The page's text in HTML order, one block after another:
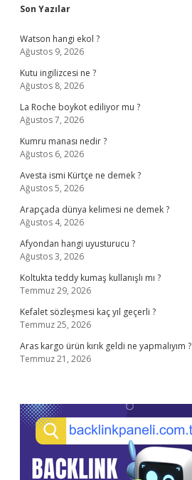
Sidebar
Son Yazılar
Watson hangi ekol ?
Ağustos 9, 2026
Kutu ingilizcesi ne ?
Ağustos 8, 2026
La Roche boykot ediliyor mu ?
Ağustos 7, 2026
Kumru manası nedir ?
Ağustos 6, 2026
Avesta ismi Kürtçe ne demek ?
Ağustos 5, 2026
Arapçada dünya kelimesi ne demek ?
Ağustos 4, 2026
Afyondan hangi uyusturucu ?
Ağustos 3, 2026
Koltukta teddy kumaş kullanışlı mı ?
Temmuz 29, 2026
Kefalet sözleşmesi kaç yıl geçerli ?
Temmuz 25, 2026
Aras kargo ürün kırık geldi ne yapmalıyım ?
Temmuz 21, 2026